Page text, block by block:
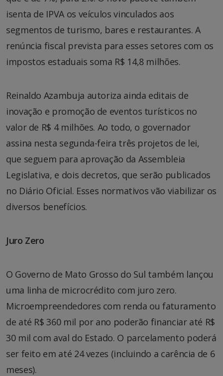
isenta de IPVA os veículos vinculados aos
segmentos de turismo, bares e restaurantes. A
renúncia fiscal prevista para esses setores com os
impostos estaduais soma R$ 14,8 milhões.
Reinaldo Azambuja autoriza ainda editais de
inovação e promoção de eventos turísticos no
valor de R$ 4 milhões. Ao todo, o governador
assina nesta segunda-feira três projetos de lei,
que seguem para aprovação da Assembleia
Legislativa, e dois decretos, que serão publicados
no Diário Oficial. Esses normativos vão viabilizar os
diversos benefícios.
Juro Zero
O Governo de Mato Grosso do Sul também lançou
uma linha de microcrédito com juro zero.
Microempreendedores com renda ou faturamento
de até R$ 360 mil por ano poderão financiar até R$
30 mil com aval do Estado. O parcelamento poderá
ser feito em até 24 vezes (incluindo a carência de 6
meses).